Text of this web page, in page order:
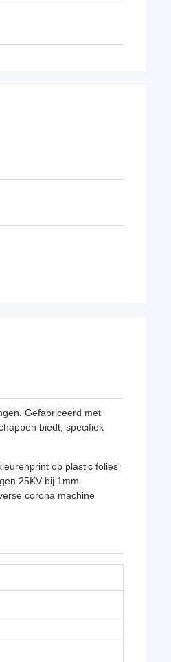
Gefabriceerd met
biedt, specifiek
op plastic folies
25KV bij 1mm
corona machine